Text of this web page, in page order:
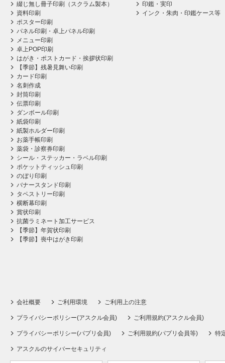
綴じ無し冊子印刷（スクラム製本）
資料印刷
ポスター印刷
パネル印刷・卓上パネル印刷
メニュー印刷
卓上POP印刷
はがき・ポストカード・挨拶状印刷
【季節】残暑見舞い印刷
カード印刷
名刺作成
封筒印刷
伝票印刷
ダンボール印刷
紙袋印刷
紙製ホルダー印刷
お薬手帳印刷
薬袋・診察券印刷
シール・ステッカー・ラベル印刷
ポケットティッシュ印刷
のぼり印刷
バナースタンド印刷
タペストリー印刷
横断幕印刷
賞状印刷
抗菌ラミネート加工サービス
【季節】年賀状印刷
【季節】喪中はがき印刷
印鑑・実印
インク・朱肉・印鑑ケース等
会社概要 ご利用環境 ご利用上の注意
プライバシーポリシー(アスクル会員) ご利用規約(アスクル会員)
プライバシーポリシー(パプリ会員) ご利用規約(パプリ会員等) 特
アスクルのサイバーセキュリティ